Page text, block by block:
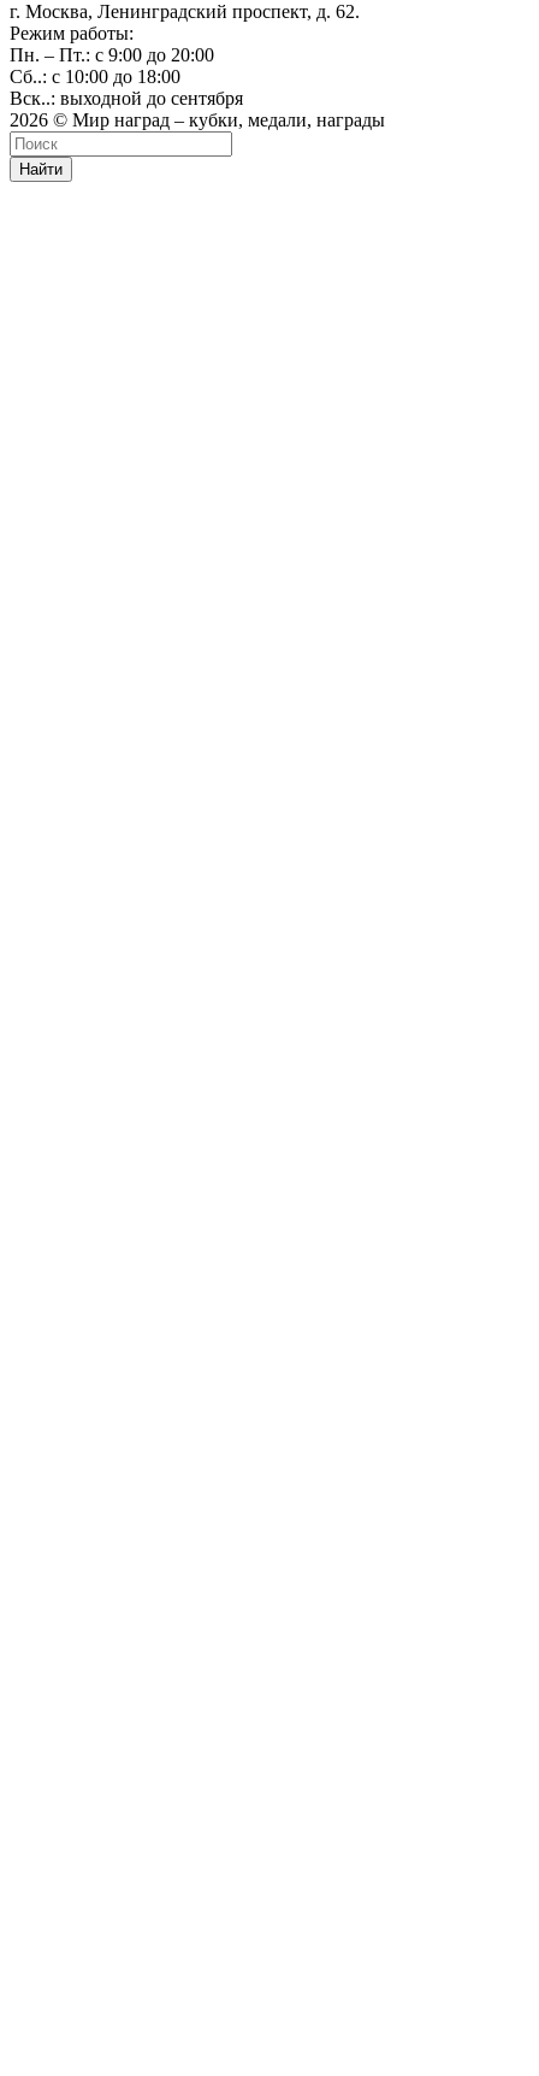
г. Москва, Ленинградский проспект, д. 62.
Режим работы:
Пн. – Пт.: с 9:00 до 20:00
Сб..: с 10:00 до 18:00
Вск..: выходной до сентября
2026 © Мир наград – кубки, медали, награды
Найти